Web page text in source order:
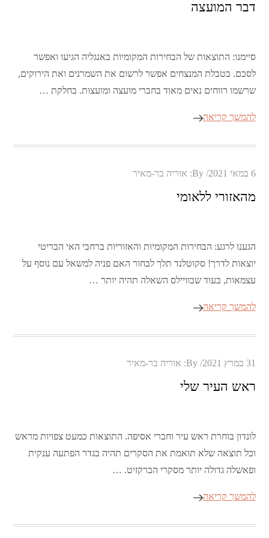
דבר המועצה
סיימנו: התוצאות של הבחירות המקומיות באנגליה הגיעו ואפשר
לסכם. בטבלת המנצחים אפשר לרשום את השמרנים ואת הירוקים,
שרשמו רווחים נאים מאוד בחברי מועצה ומועצות. בחלקת …
להמשך קריאה
Posted
6 במאי 2021 By: אוריה בר-מאיר
מהאזורי ללאומי
הגענו לרגע: הבחירות המקומיות והאזוריות ברחבי האי הבריטי
יוצאות לדרך! סקוטלנד תלך לבחור האם פניה למשאל עם נוסף על
עצמאות, בעוד שבוויילס השאלה תהיה יותר …
להמשך קריאה
Posted
31 במרץ 2021 By: אוריה בר-מאיר
ראש העיר שלי
לונדון בוחרת ראש עיר וחברי אסיפה. התוצאות כמעט צפויות מראש
וכל תוצאה שלא תואמת את הסקרים תהיה בגדר הפתעה ענקית
ופאשלה גדולה יותר מסקרי הברקזיט. …
להמשך קריאה